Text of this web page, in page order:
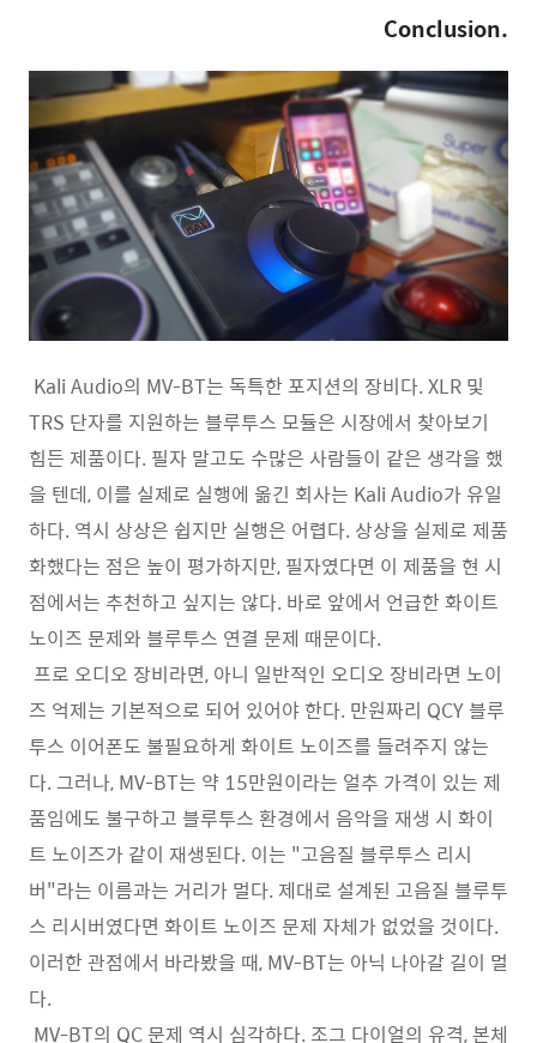
Conclusion.
Kali Audio의 MV-BT는 독특한 포지션의 장비다. XLR 및
TRS 단자를 지원하는 블루투스 모듈은 시장에서 찾아보기
힘든 제품이다. 필자 말고도 수많은 사람들이 같은 생각을 했
을 텐데, 이를 실제로 실행에 옮긴 회사는 Kali Audio가 유일
하다. 역시 상상은 쉽지만 실행은 어렵다. 상상을 실제로 제품
화했다는 점은 높이 평가하지만, 필자였다면 이 제품을 현 시
점에서는 추천하고 싶지는 않다. 바로 앞에서 언급한 화이트
노이즈 문제와 블루투스 연결 문제 때문이다.
프로 오디오 장비라면, 아니 일반적인 오디오 장비라면 노이
즈 억제는 기본적으로 되어 있어야 한다. 만원짜리 QCY 블루
투스 이어폰도 불필요하게 화이트 노이즈를 들려주지 않는
다. 그러나, MV-BT는 약 15만원이라는 얼추 가격이 있는 제
품임에도 불구하고 블루투스 환경에서 음악을 재생 시 화이
트 노이즈가 같이 재생된다. 이는 "고음질 블루투스 리시
버"라는 이름과는 거리가 멀다. 제대로 설계된 고음질 블루투
스 리시버였다면 화이트 노이즈 문제 자체가 없었을 것이다.
이러한 관점에서 바라봤을 때, MV-BT는 아닉 나아갈 길이 멀
다.
MV-BT의 QC 문제 역시 심각하다. 조그 다이얼의 유격, 본체